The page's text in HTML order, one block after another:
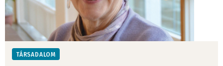
TÁRSADALOM